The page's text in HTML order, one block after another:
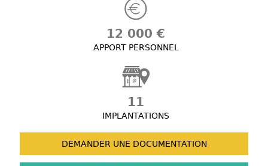
12 000 €
APPORT PERSONNEL
11
IMPLANTATIONS
DEMANDER UNE DOCUMENTATION